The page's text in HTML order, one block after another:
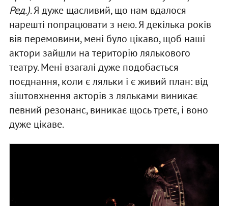
Ред.). Я дуже щасливий, що нам вдалося
нарешті попрацювати з нею. Я декілька років
вів перемовини, мені було цікаво, щоб наші
актори зайшли на територію лялькового
театру. Мені взагалі дуже подобається
поєднання, коли є ляльки і є живий план: від
зіштовхнення акторів з ляльками виникає
певний резонанс, виникає щось третє, і воно
дуже цікаве.